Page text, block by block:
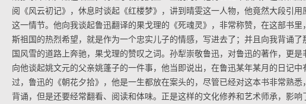
阅《风云初记》，休息时谈起《红楼梦》，讲到晴雯这一人物，他竟然大段引用
这一情节。他向我谈起鲁迅翻译的果戈理的《死魂灵》，非常称赞，在这部书里
斯祖国的热烈希望，就是作为一个忠实儿子的情感，写进去了；并且向我背诵了
国风雪的道路上奔驰，果戈理的赞叹之词。孙犁崇敬鲁迅，对鲁迅的著作，更
向他谈起姚文元的父亲姚蓬子的一件事，他当即说出，在鲁迅某年某月的日记中
过，鲁迅的《朝花夕拾》，他是一生都放在案头的，尽管已经对这本书非常熟悉
背诵，但是还要经常翻看、阅读和体味。正是这样的文化修养和艺术师承，影响